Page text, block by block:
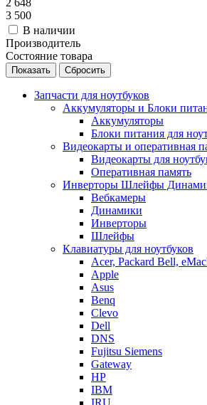
3 500
В наличии
Производитель
Состояние товара
Сбросить
Запчасти для ноутбуков
Аккумуляторы и Блоки
Аккумуляторы
Блоки питания для
Видеокарты и оперативная
Видеокарты для
Оперативная память
Инверторы Шлейфы
Вебкамеры
Динамики
Инверторы
Шлейфы
Клавиатуры для ноутбуков
Acer, Packard Bell,
Apple
Asus
Benq
Clevo
Dell
DNS
Fujitsu Siemens
Gateway
HP
IBM
IRU